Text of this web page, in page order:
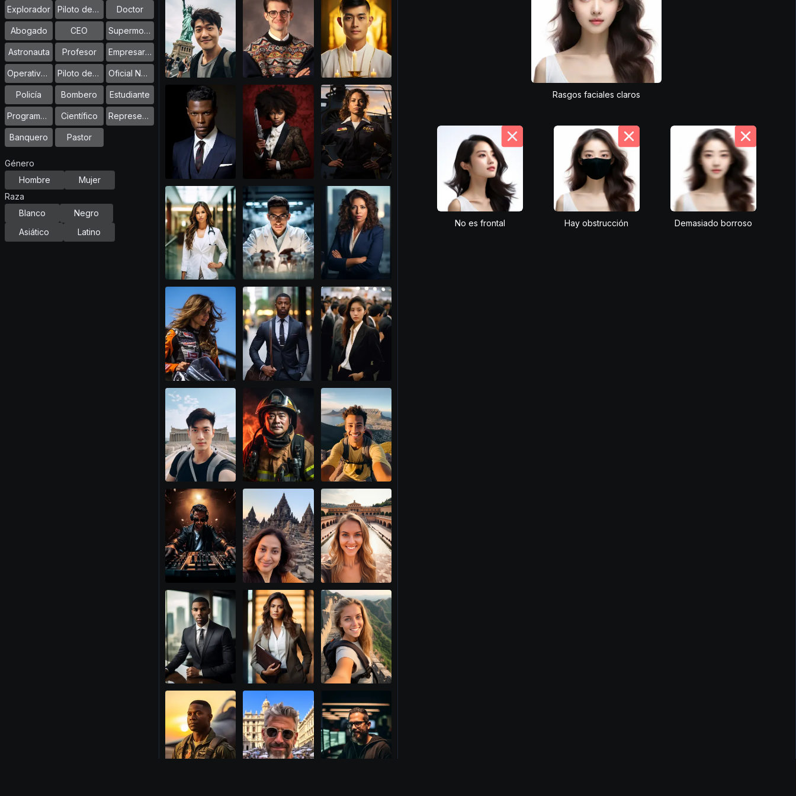
Explorador Piloto de Carreras Doctor
Abogado CEO Supermodelo
Astronauta Profesor Empresario
Operativo de Fuerzas Especiales Piloto de Combate Oficial Naval
Policía Bombero Estudiante
Programador Científico Representante de Ventas
Banquero Pastor
Género
Hombre
Mujer
Raza
Blanco
Negro
Asiático
Latino
Rasgos faciales claros
No es frontal Hay obstrucción Demasiado borroso